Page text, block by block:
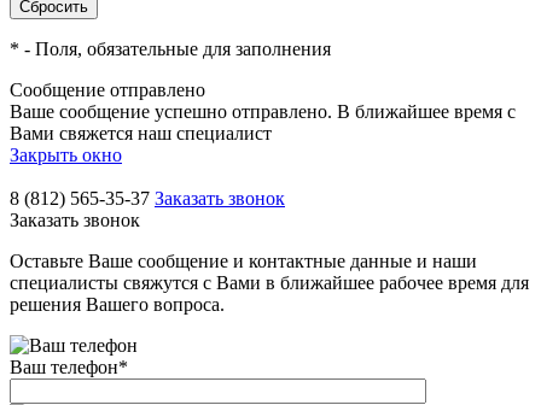
* - Поля, обязательные для заполнения
Сообщение отправлено
Ваше сообщение успешно отправлено. В ближайшее время с
Вами свяжется наш специалист
Закрыть окно
8 (812) 565-35-37 Заказать звонок
Заказать звонок
Оставьте Ваше сообщение и контактные данные и наши
специалисты свяжутся с Вами в ближайшее рабочее время для
решения Вашего вопроса.
Ваш телефон*